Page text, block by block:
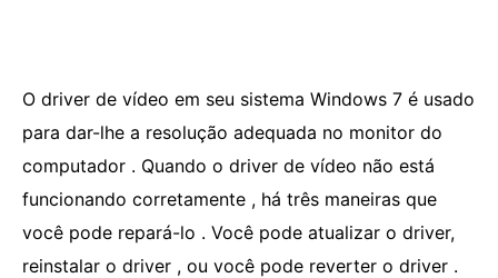
O driver de vídeo em seu sistema Windows 7 é usado
para dar-lhe a resolução adequada no monitor do
computador . Quando o driver de vídeo não está
funcionando corretamente , há três maneiras que
você pode repará-lo . Você pode atualizar o driver,
reinstalar o driver , ou você pode reverter o driver .